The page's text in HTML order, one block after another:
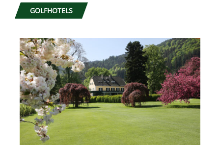
GOLFHOTELS